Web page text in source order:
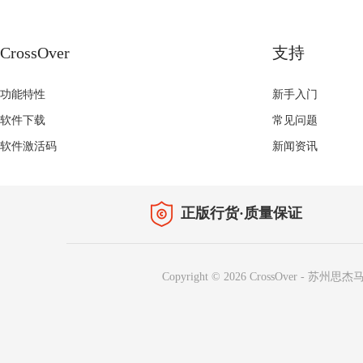
CrossOver
功能特性
软件下载
软件激活码
支持
新手入门
常见问题
新闻资讯
正版行货·质量保证
Copyright © 2026 CrossOver - 苏州思杰